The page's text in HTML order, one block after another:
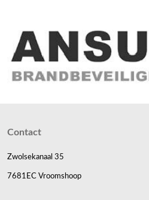
Contact
Zwolsekanaal 35
7681EC Vroomshoop